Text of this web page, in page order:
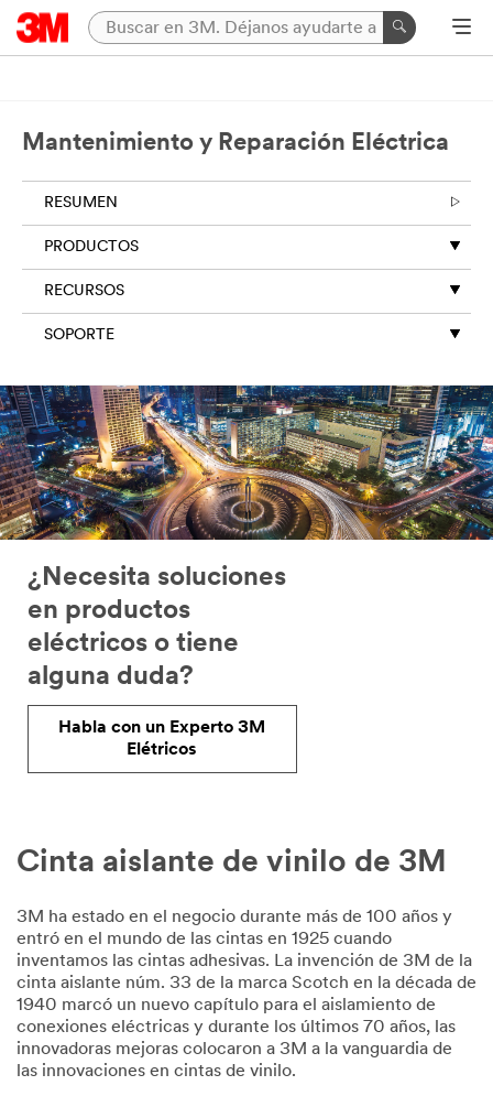
Mantenimiento y Reparación Eléctrica
RESUMEN
PRODUCTOS
RECURSOS
SOPORTE
¿Necesita soluciones
en productos
eléctricos o tiene
alguna duda?
Habla con un Experto 3M
Elétricos
Cinta aislante de vinilo de 3M
3M ha estado en el negocio durante más de 100 años y
entró en el mundo de las cintas en 1925 cuando
inventamos las cintas adhesivas. La invención de 3M de la
cinta aislante núm. 33 de la marca Scotch en la década de
1940 marcó un nuevo capítulo para el aislamiento de
conexiones eléctricas y durante los últimos 70 años, las
innovadoras mejoras colocaron a 3M a la vanguardia de
las innovaciones en cintas de vinilo.